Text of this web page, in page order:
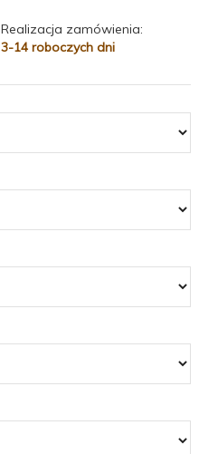
Realizacja zamówienia:
3-14 roboczych dni